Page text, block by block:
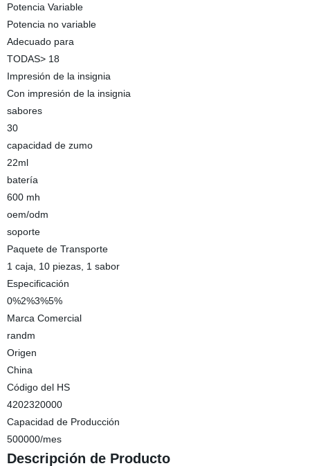
Potencia Variable
Potencia no variable
Adecuado para
TODAS> 18
Impresión de la insignia
Con impresión de la insignia
sabores
30
capacidad de zumo
22ml
batería
600 mh
oem/odm
soporte
Paquete de Transporte
1 caja, 10 piezas, 1 sabor
Especificación
0%2%3%5%
Marca Comercial
randm
Origen
China
Código del HS
4202320000
Capacidad de Producción
500000/mes
Descripción de Producto